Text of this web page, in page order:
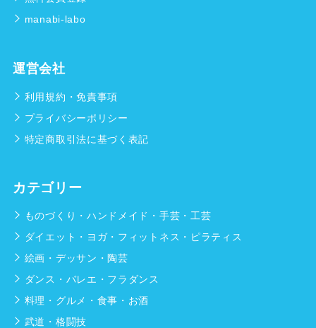
manabi-labo
運営会社
利用規約・免責事項
プライバシーポリシー
特定商取引法に基づく表記
カテゴリー
ものづくり・ハンドメイド・手芸・工芸
ダイエット・ヨガ・フィットネス・ピラティス
絵画・デッサン・陶芸
ダンス・バレエ・フラダンス
料理・グルメ・食事・お酒
武道・格闘技